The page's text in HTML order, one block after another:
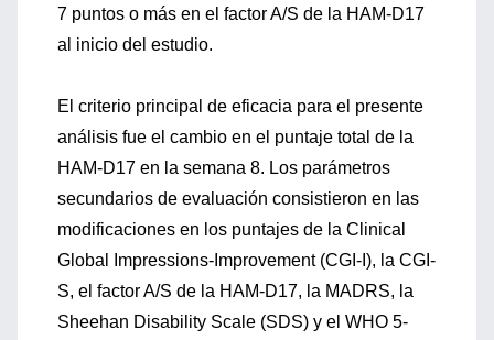
7 puntos o más en el factor A/S de la HAM-D17
al inicio del estudio.
El criterio principal de eficacia para el presente
análisis fue el cambio en el puntaje total de la
HAM-D17 en la semana 8. Los parámetros
secundarios de evaluación consistieron en las
modificaciones en los puntajes de la Clinical
Global Impressions-Improvement (CGI-I), la CGI-
S, el factor A/S de la HAM-D17, la MADRS, la
Sheehan Disability Scale (SDS) y el WHO 5-